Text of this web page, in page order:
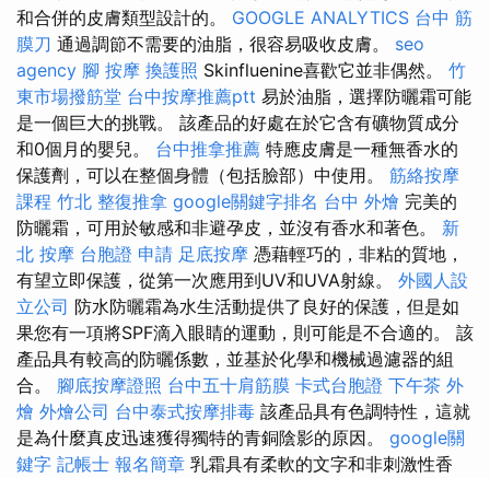
和合併的皮膚類型設計的。 GOOGLE ANALYTICS 台中 筋
膜刀 通過調節不需要的油脂，很容易吸收皮膚。 seo
agency 腳 按摩 換護照 Skinfluenine喜歡它並非偶然。 竹
東市場撥筋堂 台中按摩推薦ptt 易於油脂，選擇防曬霜可能
是一個巨大的挑戰。 該產品的好處在於它含有礦物質成分
和0個月的嬰兒。 台中推拿推薦 特應皮膚是一種無香水的
保護劑，可以在整個身體（包括臉部）中使用。 筋絡按摩
課程 竹北 整復推拿 google關鍵字排名 台中 外燴 完美的
防曬霜，可用於敏感和非避孕皮，並沒有香水和著色。 新
北 按摩 台胞證 申請 足底按摩 憑藉輕巧的，非粘的質地，
有望立即保護，從第一次應用到UV和UVA射線。 外國人設
立公司 防水防曬霜為水生活動提供了良好的保護，但是如
果您有一項將SPF滴入眼睛的運動，則可能是不合適的。 該
產品具有較高的防曬係數，並基於化學和機械過濾器的組
合。 腳底按摩證照 台中五十肩筋膜 卡式台胞證 下午茶 外
燴 外燴公司 台中泰式按摩排毒 該產品具有色調特性，這就
是為什麼真皮迅速獲得獨特的青銅陰影的原因。 google關
鍵字 記帳士 報名簡章 乳霜具有柔軟的文字和非刺激性香